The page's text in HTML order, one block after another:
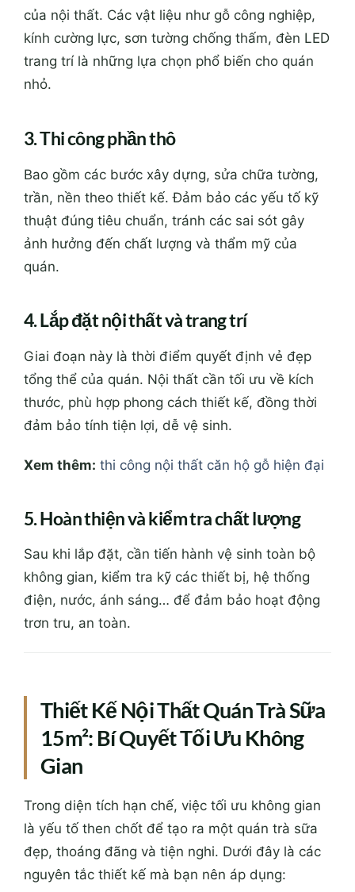
của nội thất. Các vật liệu như gỗ công nghiệp,
kính cường lực, sơn tường chống thấm, đèn LED
trang trí là những lựa chọn phổ biến cho quán
nhỏ.
3. Thi công phần thô
Bao gồm các bước xây dựng, sửa chữa tường,
trần, nền theo thiết kế. Đảm bảo các yếu tố kỹ
thuật đúng tiêu chuẩn, tránh các sai sót gây
ảnh hưởng đến chất lượng và thẩm mỹ của
quán.
4. Lắp đặt nội thất và trang trí
Giai đoạn này là thời điểm quyết định vẻ đẹp
tổng thể của quán. Nội thất cần tối ưu về kích
thước, phù hợp phong cách thiết kế, đồng thời
đảm bảo tính tiện lợi, dễ vệ sinh.
Xem thêm: thi công nội thất căn hộ gỗ hiện đại
5. Hoàn thiện và kiểm tra chất lượng
Sau khi lắp đặt, cần tiến hành vệ sinh toàn bộ
không gian, kiểm tra kỹ các thiết bị, hệ thống
điện, nước, ánh sáng… để đảm bảo hoạt động
trơn tru, an toàn.
Thiết Kế Nội Thất Quán Trà Sữa
15m²: Bí Quyết Tối Ưu Không
Gian
Trong diện tích hạn chế, việc tối ưu không gian
là yếu tố then chốt để tạo ra một quán trà sữa
đẹp, thoáng đãng và tiện nghi. Dưới đây là các
nguyên tắc thiết kế mà bạn nên áp dụng: